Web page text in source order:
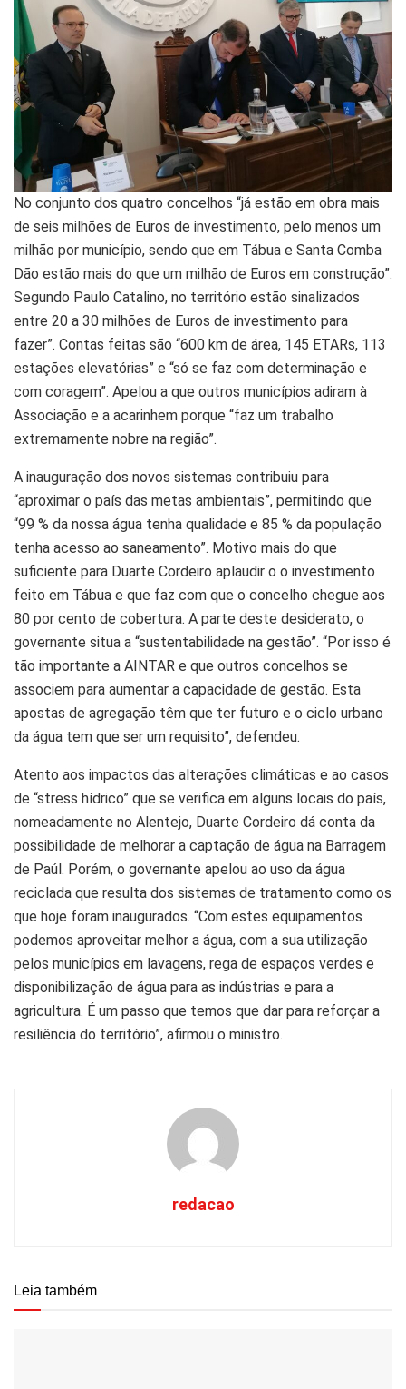
No conjunto dos quatro concelhos “já estão em obra mais
de seis milhões de Euros de investimento, pelo menos um
milhão por município, sendo que em Tábua e Santa Comba
Dão estão mais do que um milhão de Euros em construção”.
Segundo Paulo Catalino, no território estão sinalizados
entre 20 a 30 milhões de Euros de investimento para
fazer”. Contas feitas são “600 km de área, 145 ETARs, 113
estações elevatórias” e “só se faz com determinação e
com coragem”. Apelou a que outros municípios adiram à
Associação e a acarinhem porque “faz um trabalho
extremamente nobre na região”.
A inauguração dos novos sistemas contribuiu para
“aproximar o país das metas ambientais”, permitindo que
“99 % da nossa água tenha qualidade e 85 % da população
tenha acesso ao saneamento”. Motivo mais do que
suficiente para Duarte Cordeiro aplaudir o o investimento
feito em Tábua e que faz com que o concelho chegue aos
80 por cento de cobertura. A parte deste desiderato, o
governante situa a “sustentabilidade na gestão”. “Por isso é
tão importante a AINTAR e que outros concelhos se
associem para aumentar a capacidade de gestão. Esta
apostas de agregação têm que ter futuro e o ciclo urbano
da água tem que ser um requisito”, defendeu.
Atento aos impactos das alterações climáticas e ao casos
de “stress hídrico” que se verifica em alguns locais do país,
nomeadamente no Alentejo, Duarte Cordeiro dá conta da
possibilidade de melhorar a captação de água na Barragem
de Paúl. Porém, o governante apelou ao uso da água
reciclada que resulta dos sistemas de tratamento como os
que hoje foram inaugurados. “Com estes equipamentos
podemos aproveitar melhor a água, com a sua utilização
pelos municípios em lavagens, rega de espaços verdes e
disponibilização de água para as indústrias e para a
agricultura. É um passo que temos que dar para reforçar a
resiliência do território”, afirmou o ministro.
redacao
Leia também